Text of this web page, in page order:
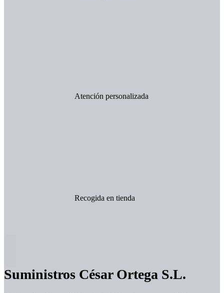
Atención personalizada
Recogida en tienda
Suministros César Ortega S.L.